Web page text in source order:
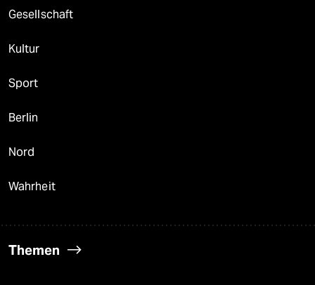
Gesellschaft
Kultur
Sport
Berlin
Nord
Wahrheit
Themen